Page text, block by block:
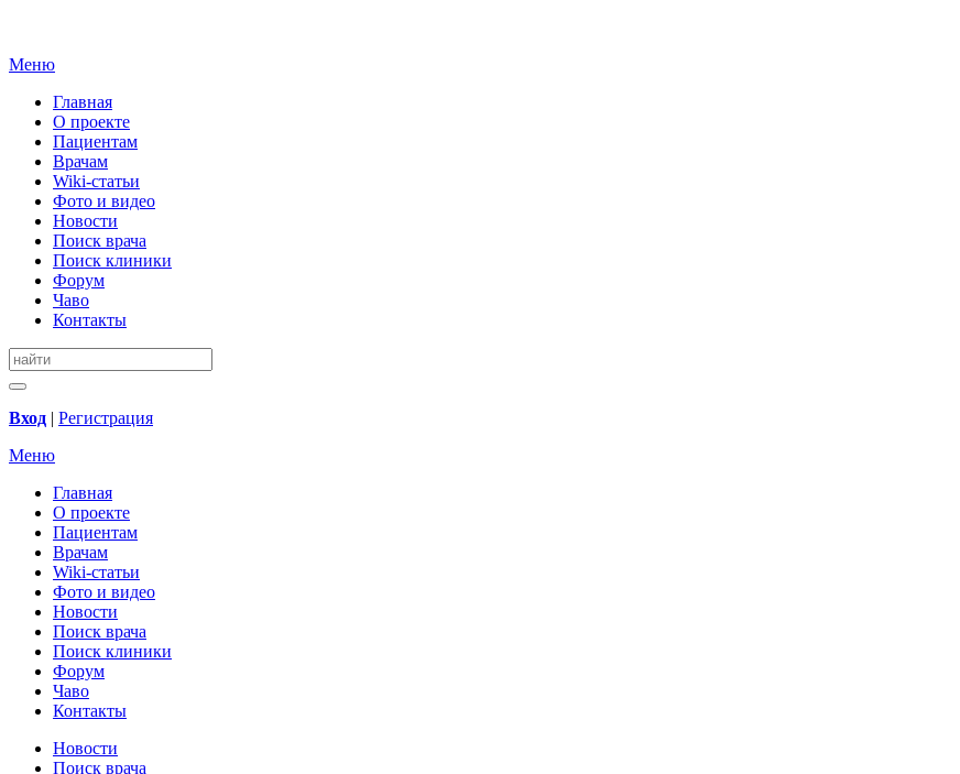
Меню
Главная
О проекте
Пациентам
Врачам
Wiki-статьи
Фото и видео
Новости
Поиск врача
Поиск клиники
Форум
Чаво
Контакты
Вход | Регистрация
Меню
Главная
О проекте
Пациентам
Врачам
Wiki-статьи
Фото и видео
Новости
Поиск врача
Поиск клиники
Форум
Чаво
Контакты
Новости
Поиск врача